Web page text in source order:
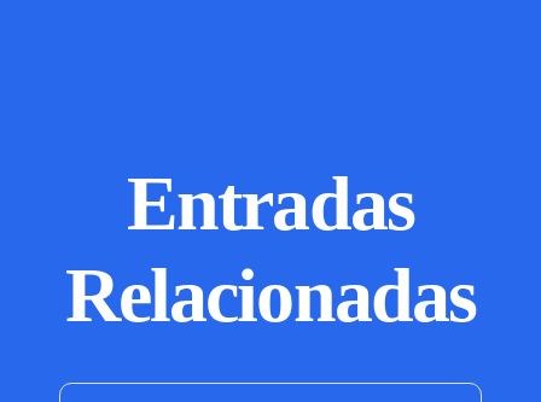
Entradas
Relacionadas